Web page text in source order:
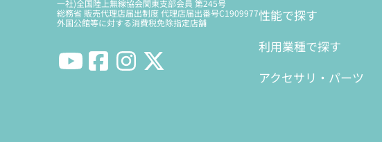
一社)全国陸上無線協会関東支部会員 第245号
総務省 販売代理店届出制度 代理店届出番号C1909977
外国公館等に対する消費税免除指定店舗
性能で探す
利用業種で探す
アクセサリ・パーツ